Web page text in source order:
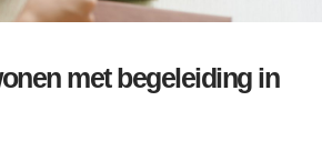
met begeleiding in